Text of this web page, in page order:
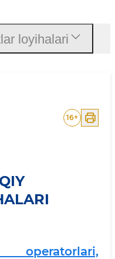
16+
loyihalari